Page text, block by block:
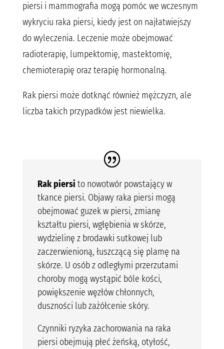
piersi i mammografia mogą pomóc we wczesnym
wykryciu raka piersi, kiedy jest on najłatwiejszy
do wyleczenia. Leczenie może obejmować
radioterapię, lumpektomię, mastektomię,
chemioterapię oraz terapię hormonalną.
Rak piersi może dotknąć również mężczyzn, ale
liczba takich przypadków jest niewielka.
Rak piersi to nowotwór powstający w
tkance piersi. Objawy raka piersi mogą
obejmować guzek w piersi, zmianę
kształtu piersi, wgłębienia w skórze,
wydzielinę z brodawki sutkowej lub
zaczerwienioną, łuszczącą się plamę na
skórze. U osób z odległymi przerzutami
choroby mogą wystąpić bóle kości,
powiększenie węzłów chłonnych,
duszności lub zażółcenie skóry.
Czynniki ryzyka zachorowania na raka
piersi obejmują płeć żeńską, otyłość,